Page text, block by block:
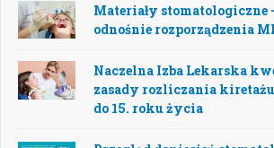
Materiały
odnośnie rozporządzenia
Naczelna Izba Lekarska
zasady rozliczania
do 15. roku życia